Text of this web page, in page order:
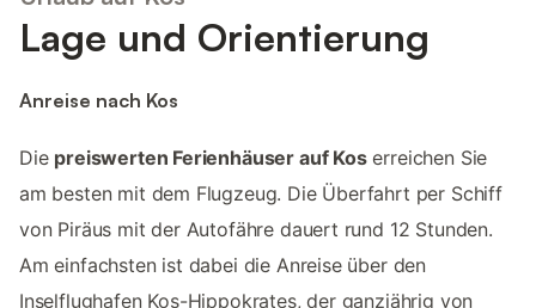
Lage und Orientierung
Anreise nach Kos
Die preiswerten Ferienhäuser auf Koserreichen Sie
am besten mit dem Flugzeug. Die Überfahrt per Schiff
von Piräus mit der Autofähre dauert rund 12 Stunden.
Am einfachsten ist dabei die Anreise über den
Inselflughafen Kos-Hippokrates, der ganzjährig von